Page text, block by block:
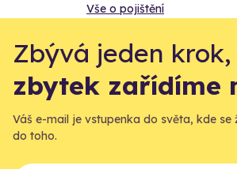
Vše o pojištění
Zbývá jeden krok,
zbytek zařídíme
Váš e-mail je vstupenka do světa, kde se
do toho.